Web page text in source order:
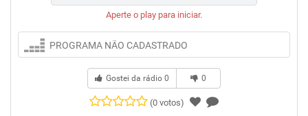
Aperte o play para iniciar.
PROGRAMA NÃO CADASTRADO
Gostei da rádio 0 0
(0 votos)